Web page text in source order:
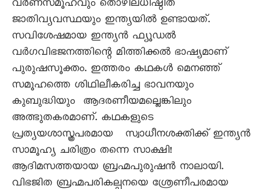
വർണസമൂഹവും തൊഴിലധിഷ്ഠിത
ജാതിവ്യവസ്ഥയും ഇന്ത്യയിൽ ഉണ്ടായത്.
സവിശേഷമായ ഇന്ത്യൻ ഫ്യൂഡൽ
വർഗവിഭജനത്തിന്റെ മിത്തിക്കൽ ഭാഷ്യമാണ്
പുരുഷസൂക്തം. ഇത്തരം കഥകൾ മെനഞ്ഞ്
സമൂഹത്തെ ശിഥിലീകരിച്ച ഭാവനയും
കുബുദ്ധിയും ആദരണീയമല്ലെങ്കിലും
അത്ഭുതകരമാണ്. കഥകളുടെ
പ്രത്യയശാസ്ത്രപരമായ സ്വാധീനശക്തിക്ക് ഇന്ത്യൻ
സാമൂഹ്യ ചരിത്രം തന്നെ സാക്ഷി!
ആദിമസത്തയായ ബ്രഹ്മപുരുഷൻ നാലായി.
വിഭജിത ബ്രഹ്മപരികല്പനയെ ശ്രേണീപരമായ